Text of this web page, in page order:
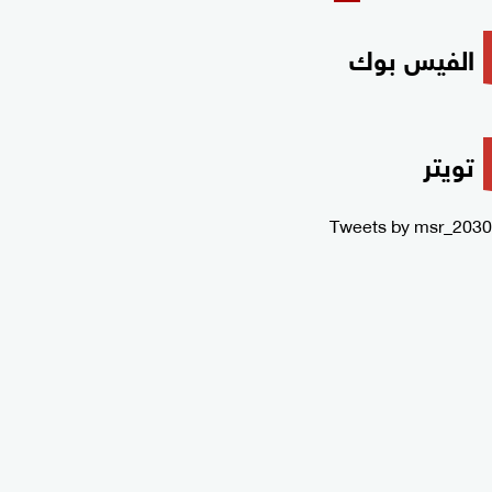
الفيس بوك
تويتر
Tweets by msr_2030